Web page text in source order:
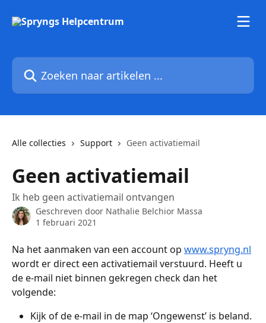
Zoeken naar artikelen ...
Alle collecties Support Geen activatiemail
Geen activatiemail
Ik heb geen activatiemail ontvangen
Geschreven door Nathalie Belchior Massa
1 februari 2021
Na het aanmaken van een account op www.spryng.nl
wordt er direct een activatiemail verstuurd. Heeft u
de e-mail niet binnen gekregen check dan het
volgende:
Kijk of de e-mail in de map ‘Ongewenst’ is beland.